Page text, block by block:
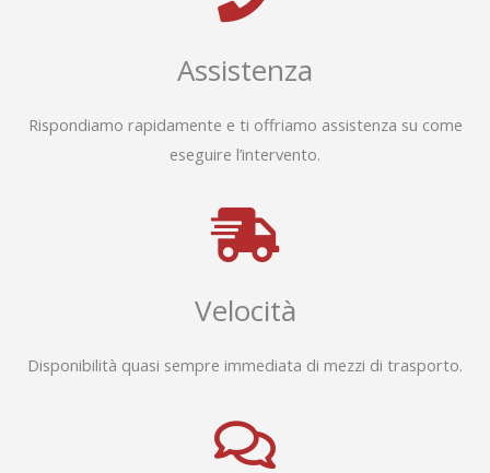
Assistenza
Rispondiamo rapidamente e ti offriamo assistenza su come
eseguire l’intervento.
Velocità
Disponibilità quasi sempre immediata di mezzi di trasporto.